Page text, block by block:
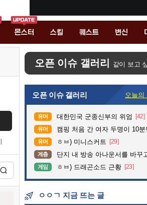
몬스터 스킬 퀘스트 변신
오픈 이슈 갤러리 같이 보고
오픈 이슈 갤러리 오늘의
유머 대한민국 군종신부의 위엄 [42]
유머 캠핑 처음 간 여자 두명이 10
유머 ㅎㅂ) 미니스커트 [29]
계층 단지 내 방송 아나운서를 바꾸고 나서 집중도가 확 올라갔
게임 ㅎㅂ) 드래곤소드 근황 [23]
ㅇㅇㄱ 지금 뜨는 글